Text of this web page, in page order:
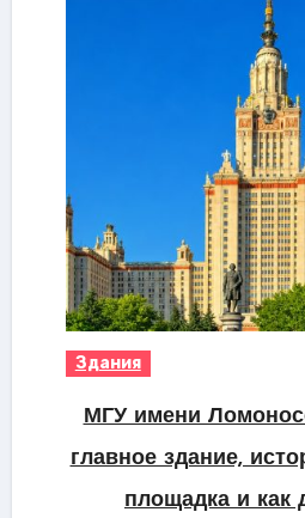
Здания
МГУ имени
главное здание,
площадка и как